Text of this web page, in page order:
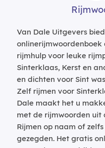
Van Dale Uitgevers
rijmhulp voor leuke
Sinterklaas, Kerst en
en dichten voor Sint
Zelf rijmen voor
Dale maakt het u
met de rijmwoorden uit
Rijmen op naam of
gezegden. Het gratis